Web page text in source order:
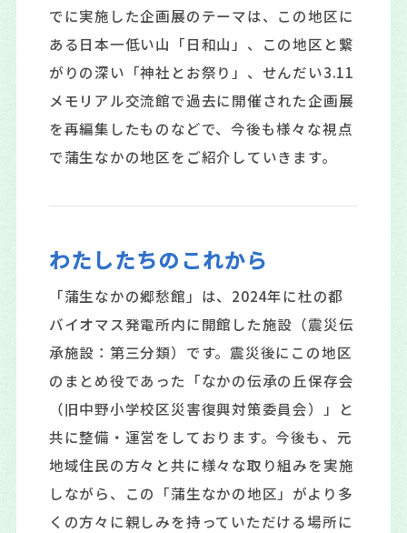
でに実施した企画展のテーマは、この地区に
ある日本一低い山「日和山」、この地区と繋
がりの深い「神社とお祭り」、せんだい3.11
メモリアル交流館で過去に開催された企画展
を再編集したものなどで、今後も様々な視点
で蒲生なかの地区をご紹介していきます。
わたしたちのこれから
「蒲生なかの郷愁館」は、2024年に杜の都
バイオマス発電所内に開館した施設（震災伝
承施設：第三分類）です。震災後にこの地区
のまとめ役であった「なかの伝承の丘保存会
（旧中野小学校区災害復興対策委員会）」と
共に整備・運営をしております。今後も、元
地域住民の方々と共に様々な取り組みを実施
しながら、この「蒲生なかの地区」がより多
くの方々に親しみを持っていただける場所に